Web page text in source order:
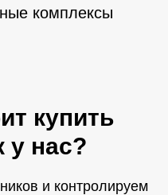
комплексы
купить
у нас?
и контролируем